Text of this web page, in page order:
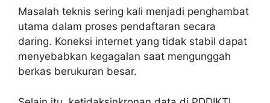
Masalah teknis sering kali menjadi penghambat
utama dalam proses pendaftaran secara
daring. Koneksi internet yang tidak stabil dapat
menyebabkan kegagalan saat mengunggah
berkas berukuran besar.